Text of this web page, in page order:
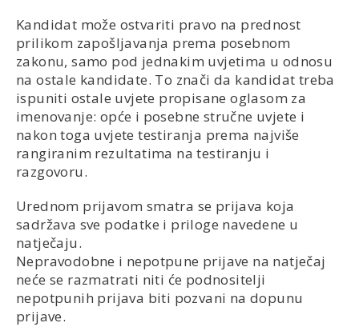
Kandidat može ostvariti pravo na prednost
prilikom zapošljavanja prema posebnom
zakonu, samo pod jednakim uvjetima u odnosu
na ostale kandidate. To znači da kandidat treba
ispuniti ostale uvjete propisane oglasom za
imenovanje: opće i posebne stručne uvjete i
nakon toga uvjete testiranja prema najviše
rangiranim rezultatima na testiranju i
razgovoru.
Urednom prijavom smatra se prijava koja
sadržava sve podatke i priloge navedene u
natječaju.
Nepravodobne i nepotpune prijave na natječaj
neće se razmatrati niti će podnositelji
nepotpunih prijava biti pozvani na dopunu
prijave.